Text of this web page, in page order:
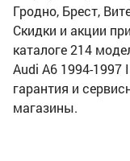
Гродно, Брест,
Скидки и акции
каталоге 214
Audi A6 1994-1997
гарантия и
магазины.